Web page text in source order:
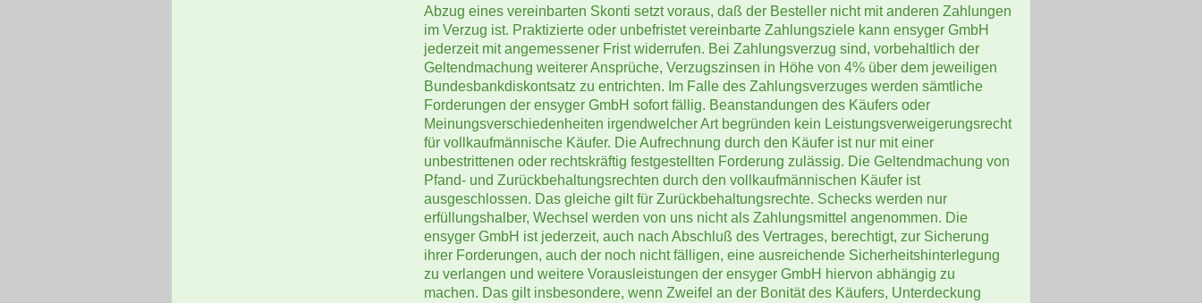
Abzug eines vereinbarten Skonti setzt voraus, daß der Besteller nicht mit anderen Zahlungen
im Verzug ist. Praktizierte oder unbefristet vereinbarte Zahlungsziele kann ensyger GmbH
jederzeit mit angemessener Frist widerrufen. Bei Zahlungsverzug sind, vorbehaltlich der
Geltendmachung weiterer Ansprüche, Verzugszinsen in Höhe von 4% über dem jeweiligen
Bundesbankdiskontsatz zu entrichten. Im Falle des Zahlungsverzuges werden sämtliche
Forderungen der ensyger GmbH sofort fällig. Beanstandungen des Käufers oder
Meinungsverschiedenheiten irgendwelcher Art begründen kein Leistungsverweigerungsrecht
für vollkaufmännische Käufer. Die Aufrechnung durch den Käufer ist nur mit einer
unbestrittenen oder rechtskräftig festgestellten Forderung zulässig. Die Geltendmachung von
Pfand- und Zurückbehaltungsrechten durch den vollkaufmännischen Käufer ist
ausgeschlossen. Das gleiche gilt für Zurückbehaltungsrechte. Schecks werden nur
erfüllungshalber, Wechsel werden von uns nicht als Zahlungsmittel angenommen. Die
ensyger GmbH ist jederzeit, auch nach Abschluß des Vertrages, berechtigt, zur Sicherung
ihrer Forderungen, auch der noch nicht fälligen, eine ausreichende Sicherheitshinterlegung
zu verlangen und weitere Vorausleistungen der ensyger GmbH hiervon abhängig zu
machen. Das gilt insbesondere, wenn Zweifel an der Bonität des Käufers, Unterdeckung